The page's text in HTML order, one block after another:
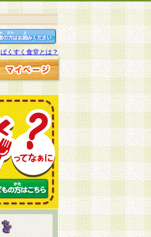
ぱくすく食堂とは？